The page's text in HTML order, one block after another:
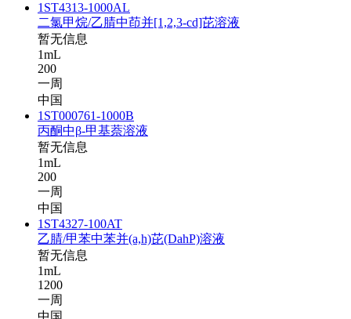
1ST4313-1000AL
二氯甲烷/乙腈中茚并[1,2,3-cd]芘溶液
暂无信息
1mL
200
一周
中国
1ST000761-1000B
丙酮中β-甲基萘溶液
暂无信息
1mL
200
一周
中国
1ST4327-100AT
乙腈/甲苯中苯并(a,h)芘(DahP)溶液
暂无信息
1mL
1200
一周